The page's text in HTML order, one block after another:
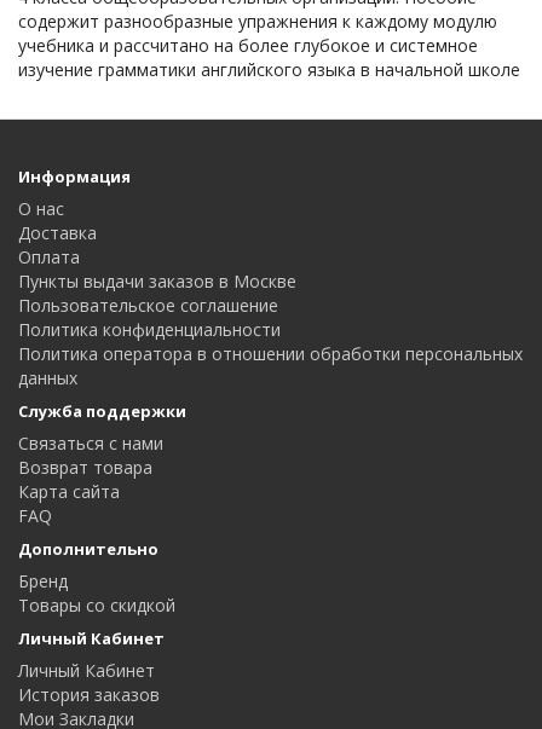
содержит разнообразные упражнения к каждому модулю
учебника и рассчитано на более глубокое и системное
изучение грамматики английского языка в начальной школе
Информация
О нас
Доставка
Оплата
Пункты выдачи заказов в Москве
Пользовательское соглашение
Политика конфиденциальности
Политика оператора в отношении обработки персональных
данных
Служба поддержки
Связаться с нами
Возврат товара
Карта сайта
FAQ
Дополнительно
Бренд
Товары со скидкой
Личный Кабинет
Личный Кабинет
История заказов
Мои Закладки